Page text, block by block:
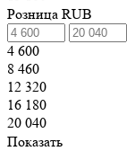
Розница RUB
4 600
8 460
12 320
16 180
20 040
Показать